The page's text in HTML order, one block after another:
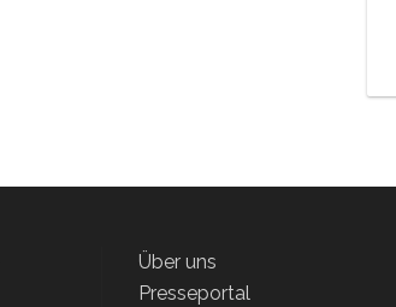
Über uns
Presseportal